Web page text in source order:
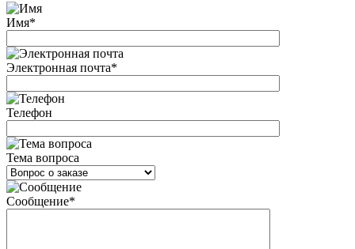
Имя*
Электронная почта*
Телефон
Тема вопроса
Сообщение*